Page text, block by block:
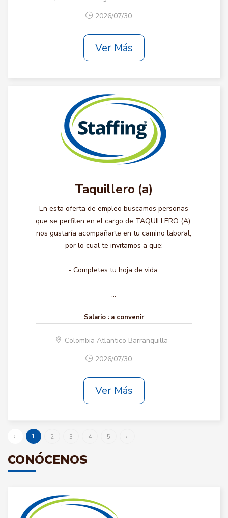
2026/07/30
Ver Más
Taquillero (a)
En esta oferta de empleo buscamos personas
que se perfilen en el cargo de TAQUILLERO (A),
nos gustaría acompañarte en tu camino laboral,
por lo cual te invitamos a que:
- Completes tu hoja de vida.
...
Salario : a convenir
Colombia Atlantico Barranquilla
2026/07/30
Ver Más
‹ 1 2 3 4 5 ›
CONÓCENOS